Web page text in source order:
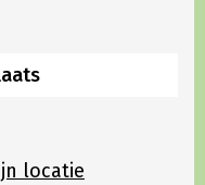
locatie